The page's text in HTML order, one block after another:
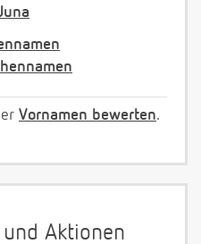
Vornamen bewerten.
Aktionen